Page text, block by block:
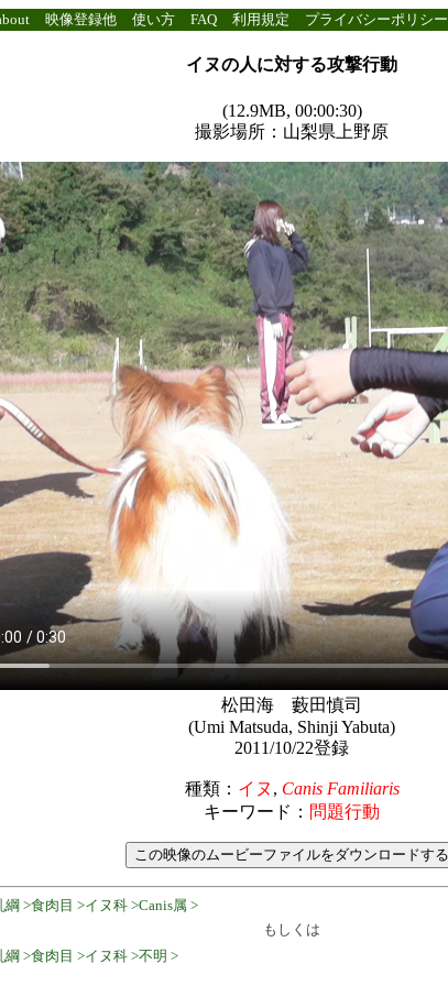
映像登録他 使い方 FAQ 利用規定 プライバシーポリシー
イヌの人に対する攻撃行動
(12.9MB, 00:00:30)
撮影場所：山梨県上野原
松田海 藪田慎司
(Umi Matsuda, Shinji Yabuta)
2011/10/22登録
種類： イヌ , Canis Familiaris
キーワード： 問題行動
>食肉目 >イヌ科 >Canis属 >
もしくは
>食肉目 >イヌ科 >不明 >